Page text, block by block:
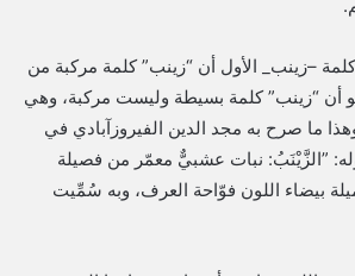
–زينب_ الأول أن “زينب” كلمة مركبة من
أن “زينب” كلمة بسيطة وليست مركبة، وهي
ما صرح به مجد الدين الفيروزآبادي في
”الزَّيْنَبُ: نبات عشبيٌّ معمّر من فصيلة
بيضاء اللون فوّاحة العرف، وبه سُمِّيت